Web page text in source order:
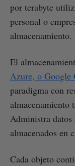
por terabyte
personal o
almacenamiento.
El
Azure, o Google
paradigma con
almacenamiento
Administra
almacenados en
Cada objeto